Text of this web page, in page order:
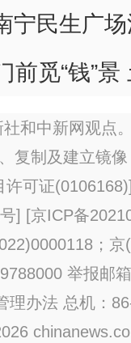
宁民生广
觅“钱”景
和中新网观点
复制及建立镜
许可证(0106168)
] [京ICP备
；京
举报邮
理办法 总机：